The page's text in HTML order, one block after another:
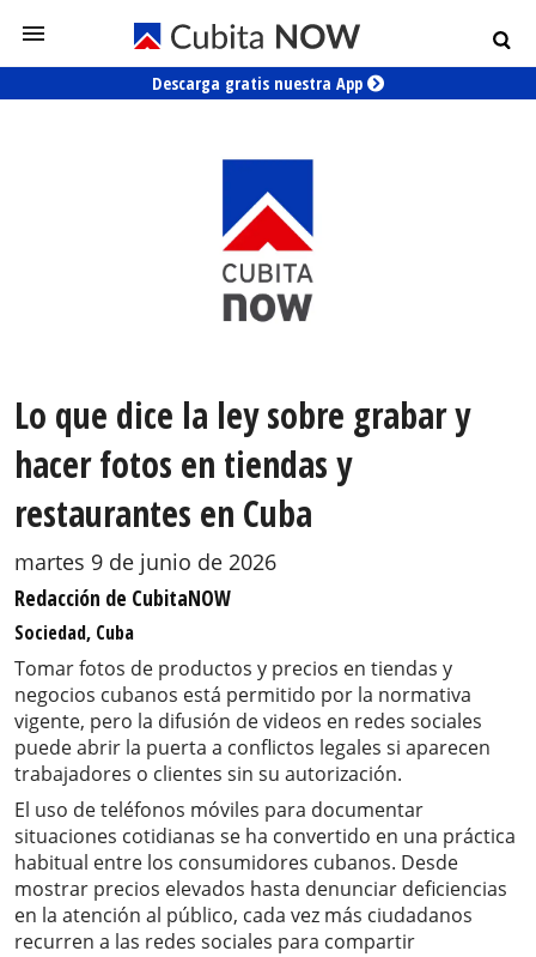
Descarga gratis nuestra App
Lo que dice la ley sobre grabar y
hacer fotos en tiendas y
restaurantes en Cuba
martes 9 de junio de 2026
Redacción de CubitaNOW
Sociedad, Cuba
Tomar fotos de productos y precios en tiendas y
negocios cubanos está permitido por la normativa
vigente, pero la difusión de videos en redes sociales
puede abrir la puerta a conflictos legales si aparecen
trabajadores o clientes sin su autorización.
El uso de teléfonos móviles para documentar
situaciones cotidianas se ha convertido en una práctica
habitual entre los consumidores cubanos. Desde
mostrar precios elevados hasta denunciar deficiencias
en la atención al público, cada vez más ciudadanos
recurren a las redes sociales para compartir